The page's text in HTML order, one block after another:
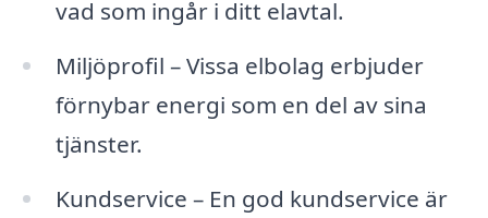
vad som ingår i ditt elavtal.
Miljöprofil – Vissa elbolag erbjuder
förnybar energi som en del av sina
tjänster.
Kundservice – En god kundservice är